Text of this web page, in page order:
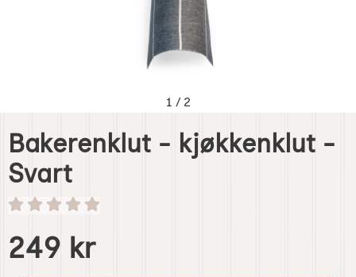
1 / 2
Bakerenklut - kjøkkenklut -
Svart
Handle dette produktet, Bakerenklut - kjøkkenklut - Svart
pris
249 kr